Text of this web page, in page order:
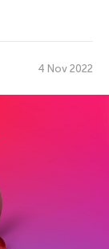
4 Nov 2022